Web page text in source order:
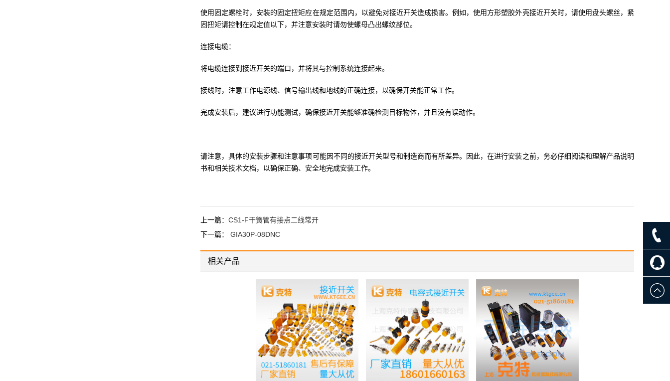
使用固定螺栓时，安装的固定扭矩应在规定范围内，以避免对接近开关造成损害。例如，使用方形塑胶外壳接近开关时，请使用盘头螺丝，紧
固扭矩请控制在规定值以下，并注意安装时请勿使螺母凸出螺纹部位。
连接电缆：
将电缆连接到接近开关的端口，并将其与控制系统连接起来。
接线时，注意工作电源线、信号输出线和地线的正确连接，以确保开关能正常工作。
完成安装后，建议进行功能测试，确保接近开关能够准确检测目标物体，并且没有误动作。
请注意，具体的安装步骤和注意事项可能因不同的接近开关型号和制造商而有所差异。因此，在进行安装之前，务必仔细阅读和理解产品说明
书和相关技术文档，以确保正确、安全地完成安装工作。
上一篇： CS1-F干簧管有接点二线常开
下一篇： GIA30P-08DNC
相关产品